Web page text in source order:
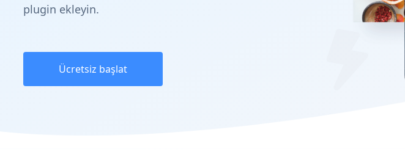
plugin ekleyin.
Ücretsiz başlat